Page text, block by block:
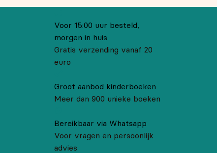
Voor 15:00 uur besteld,
morgen in huis
Gratis verzending vanaf 20
euro
Groot aanbod kinderboeken
Meer dan 900 unieke boeken
Bereikbaar via Whatsapp
Voor vragen en persoonlijk
advies